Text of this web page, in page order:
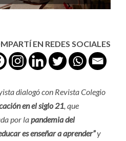
EN REDES SOCIALES
dialogó con Revista Colegio
en el siglo 21, que
por lapandemia del
es enseñar a aprender”y